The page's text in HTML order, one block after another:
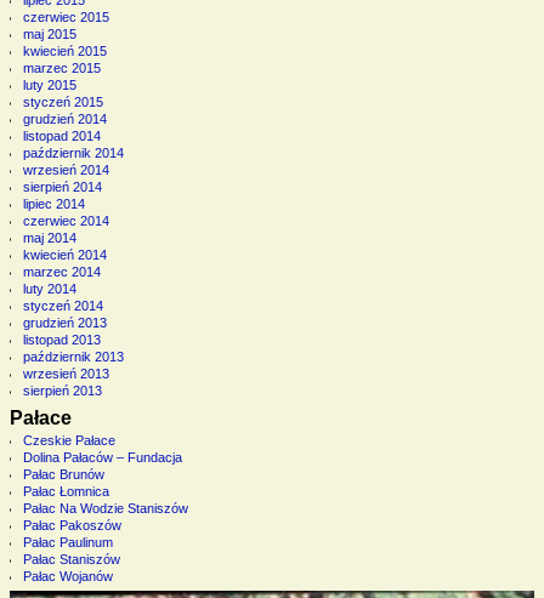
czerwiec 2015
maj 2015
kwiecień 2015
marzec 2015
luty 2015
styczeń 2015
grudzień 2014
listopad 2014
październik 2014
wrzesień 2014
sierpień 2014
lipiec 2014
czerwiec 2014
maj 2014
kwiecień 2014
marzec 2014
luty 2014
styczeń 2014
grudzień 2013
listopad 2013
październik 2013
wrzesień 2013
sierpień 2013
Pałace
Czeskie Pałace
Dolina Pałaców – Fundacja
Pałac Brunów
Pałac Łomnica
Pałac Na Wodzie Staniszów
Pałac Pakoszów
Pałac Paulinum
Pałac Staniszów
Pałac Wojanów